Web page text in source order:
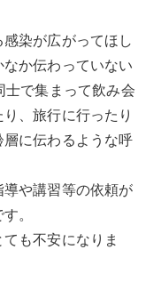
染が広がってほし
か伝わっていない
で集まって飲み会
、旅行に行ったり
に伝わるような呼
や講習等の依頼が
。
も不安になりま